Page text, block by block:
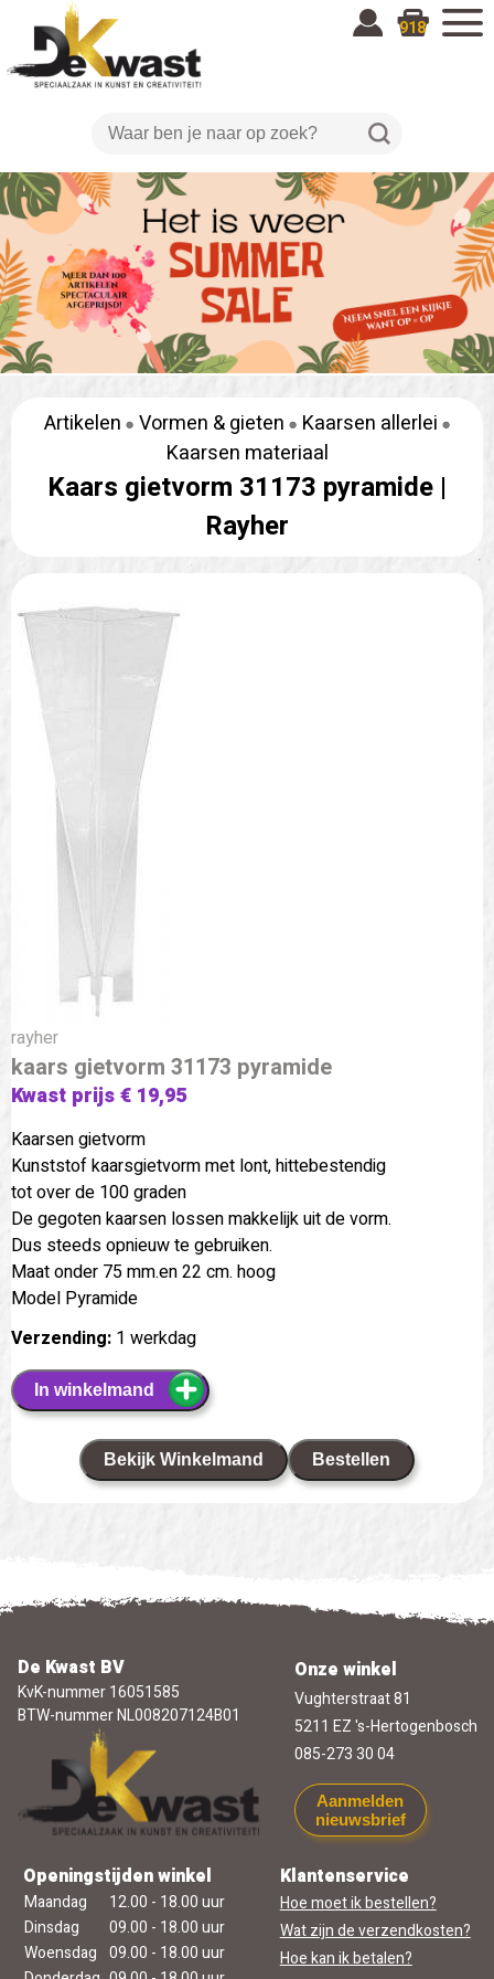
918
Artikelen Vormen & gieten
Kaarsen allerlei
Kaarsen materiaal
Kaars gietvorm 31173 pyramide |
Rayher
rayher
kaars gietvorm 31173 pyramide
Kwast prijs € 19,95
Kaarsen gietvorm
Kunststof kaarsgietvorm met lont, hittebestendig
tot over de 100 graden
De gegoten kaarsen lossen makkelijk uit de vorm.
Dus steeds opnieuw te gebruiken.
Maat onder 75 mm.en 22 cm. hoog
Model Pyramide
Verzending: 1 werkdag
In winkelmand
Bekijk Winkelmand Bestellen
De Kwast BV
KvK-nummer 16051585
BTW-nummer NL008207124B01
Onze winkel
Vughterstraat 81
5211 EZ 's-Hertogenbosch
085-273 30 04
Aanmelden
nieuwsbrief
Openingstijden winkel
Maandag
12.00 - 18.00 uur
Dinsdag
09.00 - 18.00 uur
Woensdag 09.00 - 18.00 uur
Klantenservice
Hoe moet ik bestellen?
Wat zijn de verzendkosten?
Hoe kan ik betalen?